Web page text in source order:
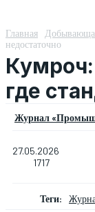
Главная
недостаточно
Кумроч:
где
Журнал
27.05.2026
1717
Теги: